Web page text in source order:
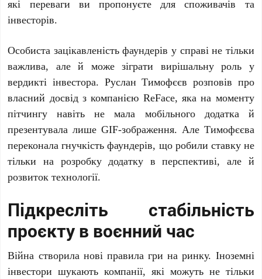
які переваги ви пропонуєте для споживачів та
інвесторів.
Особиста зацікавленість фаундерів у справі не тільки
важлива, але й може зіграти вирішальну роль у
вердикті інвестора. Руслан Тимофєєв розповів про
власний досвід з компанією ReFace, яка на моменту
пітчингу навіть не мала мобільного додатка й
презентувала лише GIF-зображення. Але Тимофєєва
переконала гнучкість фаундерів, що робили ставку не
тільки на розробку додатку в перспективі, але й
розвиток технології.
Підкресліть стабільність
проєкту в воєнний час
Війна створила нові правила гри на ринку. Іноземні
інвестори шукають компанії, які можуть не тільки